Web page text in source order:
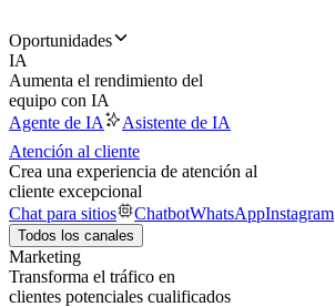
Oportunidades
IA
Aumenta el rendimiento del
equipo con IA
Agente de IA
Asistente de IA
Atención al cliente
Crea una experiencia de atención al
cliente excepcional
Chat para sitios
ChatbotWhatsAppInstagram
Todos los canales
Marketing
Transforma el tráfico en
clientes potenciales cualificados